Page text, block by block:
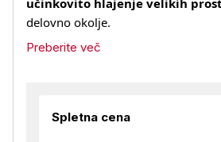
učinkovito hlajenje velikih
delovno okolje.
Preberite več
Spletna cena